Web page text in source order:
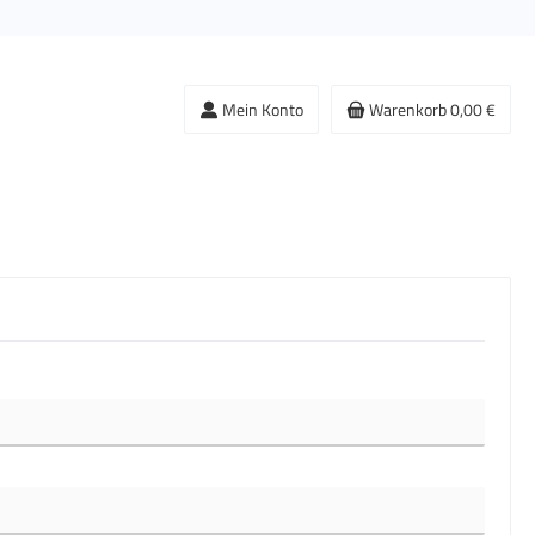
Mein Konto Warenkorb0,00 €